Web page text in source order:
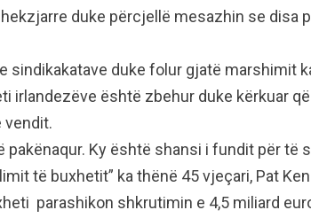
duke përcjellë mesazhin se disa
sindikakatave duke folur gjatë marshimit
irlandezëve është zbehur duke kërkuar
vendit.
pakënaqur. Ky është shansi i fundit për të
të buxhetit” ka thënë 45 vjeçari, Pat
parashikon shkrutimin e 4,5 miliard